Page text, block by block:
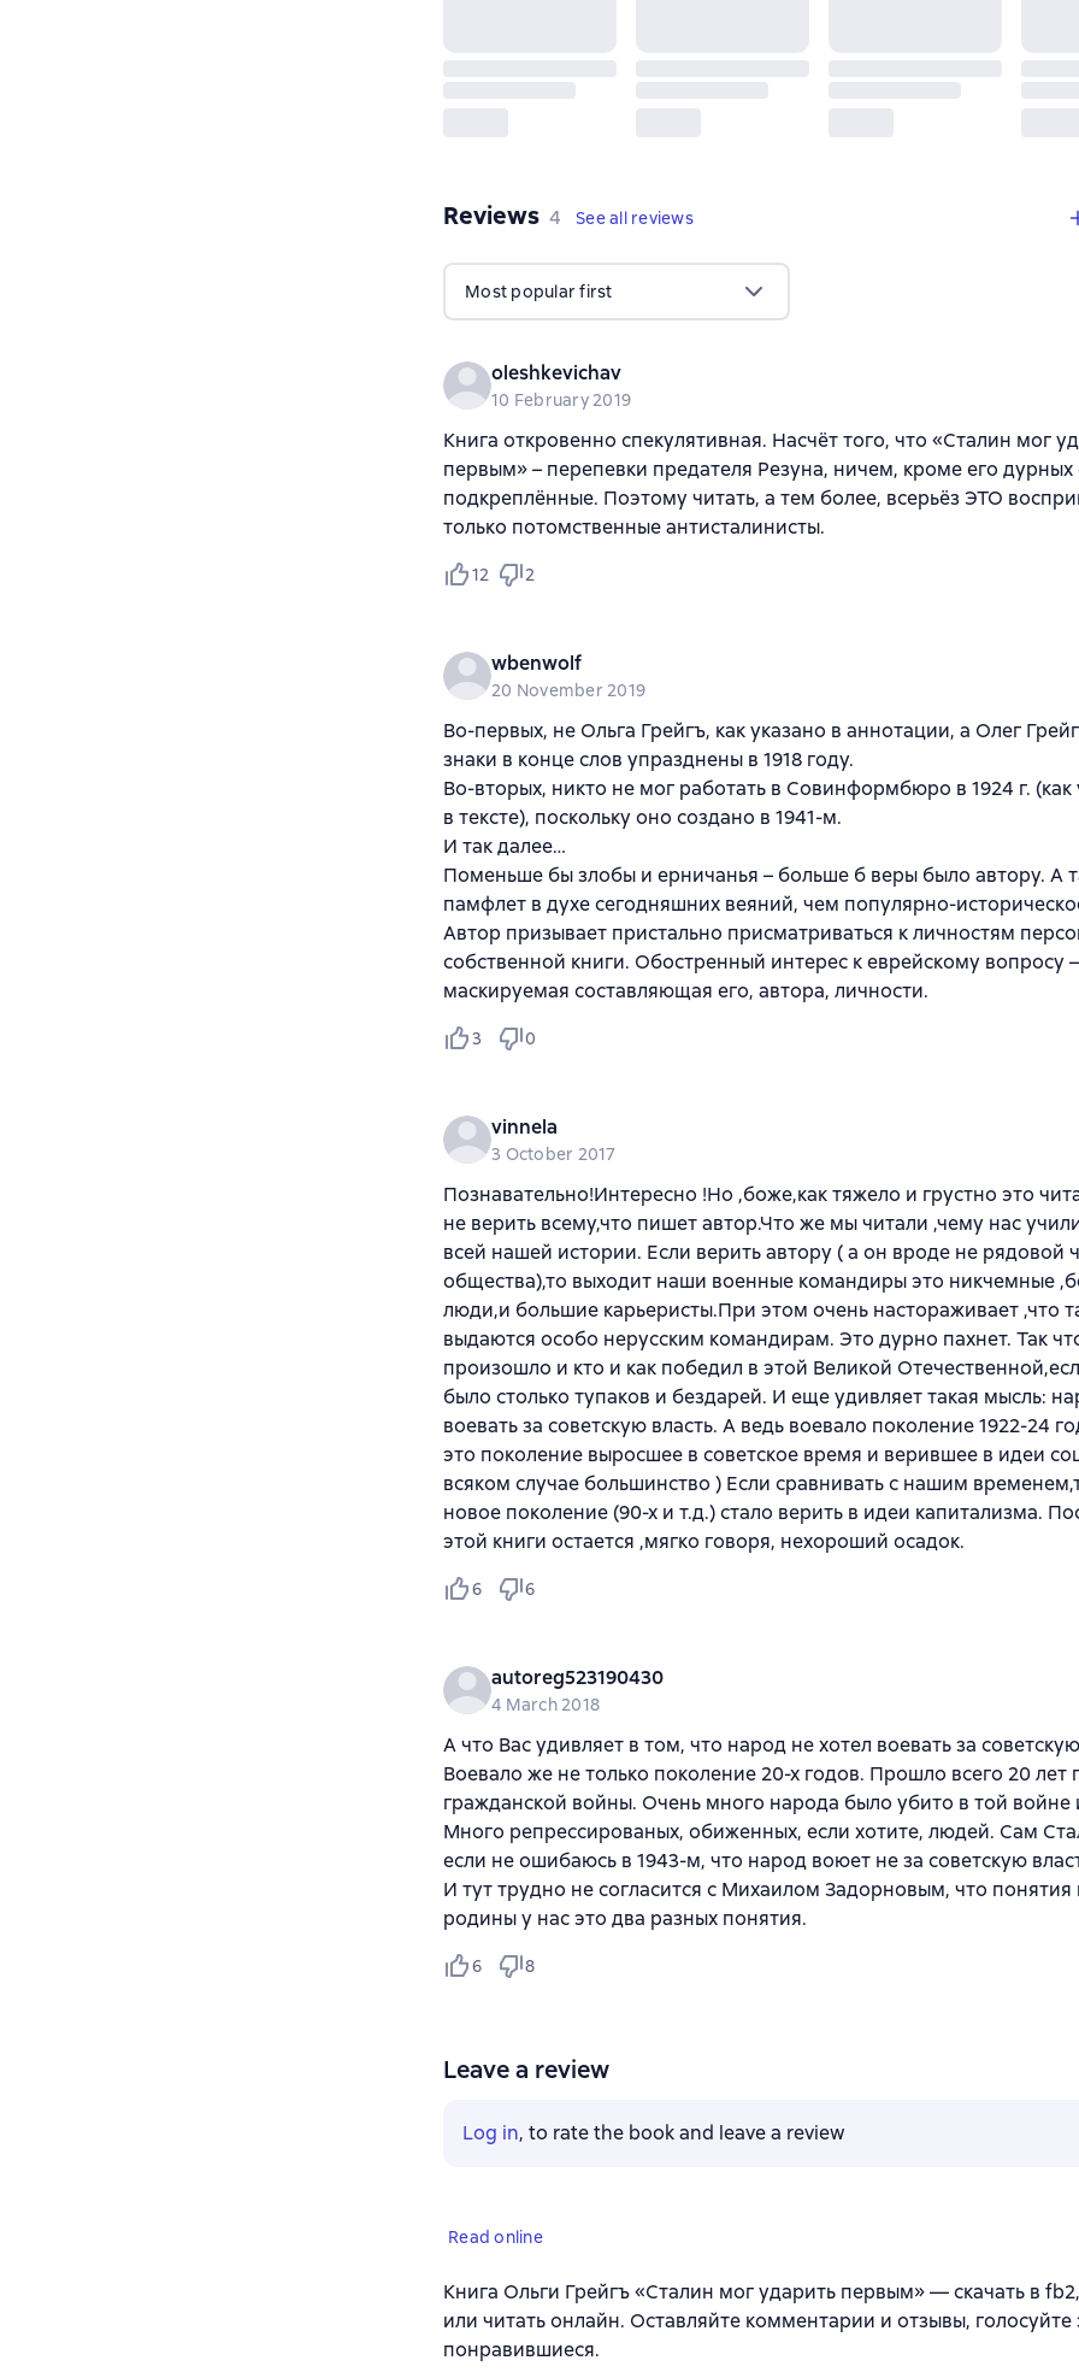
Reviews 4 reviews
4 See all reviews
Most popular first
oleshkevichav
10 February 2019
Книга откровенно спекулятивная. Насчёт того, что «Сталин мог
первым» – перепевки предателя Резуна, ничем, кроме его
подкреплённые. Поэтому читать, а тем более, всерьёз ЭТО
только потомственные антисталинисты.
12 2
wbenwolf
20 November 2019
Во-первых, не Ольга Грейгъ, как указано в аннотации, а Олег
знаки в конце слов упразднены в 1918 году.
Во-вторых, никто не мог работать в Совинформбюро в 1924 г. (как
в тексте), поскольку оно создано в 1941-м.
И так далее…
Поменьше бы злобы и ерничанья – больше б веры было автору. А
памфлет в духе сегодняшних веяний, чем популярно-
Автор призывает пристально присматриваться к личностям
собственной книги. Обостренный интерес к еврейскому вопросу
маскируемая составляющая его, автора, личности.
3 0
vinnela
3 October 2017
Познавательно!Интересно !Но ,боже,как тяжело и грустно это
не верить всему,что пишет автор.Что же мы читали ,чему нас
всей нашей истории. Если верить автору ( а он вроде не рядовой
общества),то выходит наши военные командиры это никчемные
люди,и большие карьеристы.При этом очень настораживает ,что
выдаются особо нерусским командирам. Это дурно пахнет. Так
произошло и кто и как победил в этой Великой
было столько тупаков и бездарей. И еще удивляет такая мысль:
воевать за советскую власть. А ведь воевало поколение 1922-24
это поколение выросшее в советское время и верившее в идеи
всяком случае большинство ) Если сравнивать с нашим
новое поколение (90-х и т.д.) стало верить в идеи капитализма.
этой книги остается ,мягко говоря, нехороший осадок.
6 6
autoreg523190430
4 March 2018
А что Вас удивляет в том, что народ не хотел воевать за советскую
Воевало же не только поколение 20-х годов. Прошло всего 20 лет
гражданской войны. Очень много народа было убито в той войне
Много репрессированых, обиженных, если хотите, людей. Сам
если не ошибаюсь в 1943-м, что народ воюет не за советскую
И тут трудно не согласится с Михаилом Задорновым, что понятия
родины у нас это два разных понятия.
6 8
Leave a review
Log in, to rate the book and leave a review
Read online
Книга Ольги Грейгъ «Сталин мог ударить первым» — скачать в
или читать онлайн. Оставляйте комментарии и отзывы, голосуйте
понравившиеся.